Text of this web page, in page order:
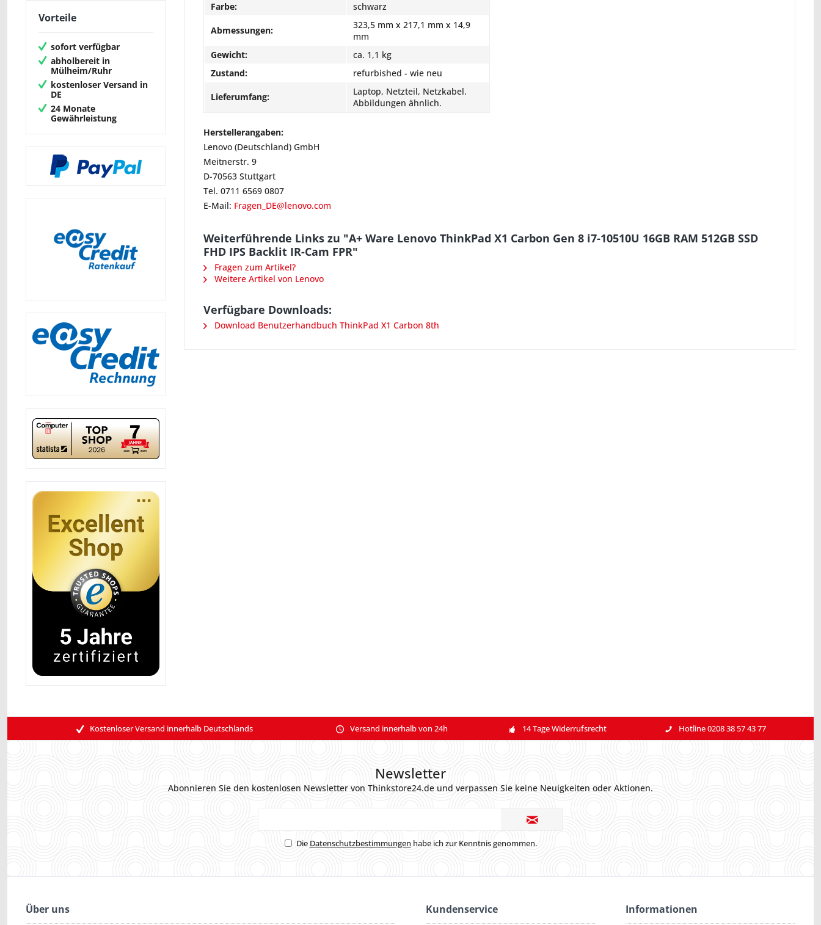
Vorteile
sofort verfügbar
abholbereit in
Mülheim/Ruhr
kostenloser Versand in
DE
24 Monate
Gewährleistung
Farbe:
schwarz
Abmessungen:
323,5 mm x 217,1 mm x 14,9
mm
Gewicht:
ca. 1,1 kg
Zustand:
refurbished - wie neu
Lieferumfang:
Laptop, Netzteil, Netzkabel.
Abbildungen ähnlich.
Herstellerangaben:
Lenovo (Deutschland) GmbH
Meitnerstr. 9
D-70563 Stuttgart
Tel. 0711 6569 0807
E-Mail: Fragen_DE@lenovo.com
Weiterführende Links zu "A+ Ware Lenovo ThinkPad X1 Carbon Gen 8 i7-10510U 16GB RAM 512GB SSD
FHD IPS Backlit IR-Cam FPR"
Fragen zum Artikel?
Weitere Artikel von Lenovo
Verfügbare Downloads:
Download Benutzerhandbuch ThinkPad X1 Carbon 8th
Kostenloser Versand innerhalb Deutschlands Versand innerhalb von 24h 14 Tage Widerrufsrecht Hotline 0208 38 57 43 77
Newsletter
Abonnieren Sie den kostenlosen Newsletter von Thinkstore24.de und verpassen Sie keine Neuigkeiten oder Aktionen.
Die Datenschutzbestimmungen habe ich zur Kenntnis genommen.
Über uns Kundenservice Informationen